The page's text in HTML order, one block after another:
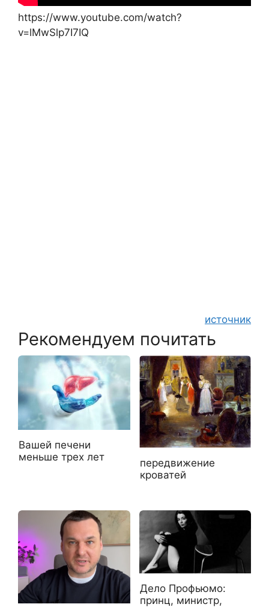
https://www.youtube.com/watch?
v=lMwSlp7I7IQ
источник
Рекомендуем почитать
Вашей печени
меньше трех лет
передвижение
кроватей
Дело Профьюмо:
принц, министр,